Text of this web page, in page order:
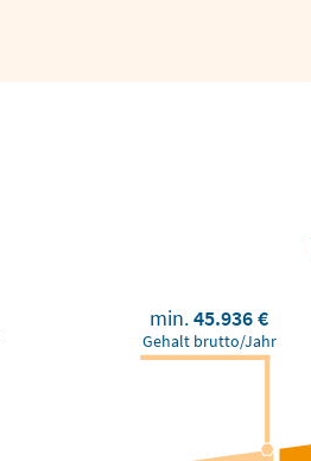
min.45.936 €
Gehalt brutto/Jahr